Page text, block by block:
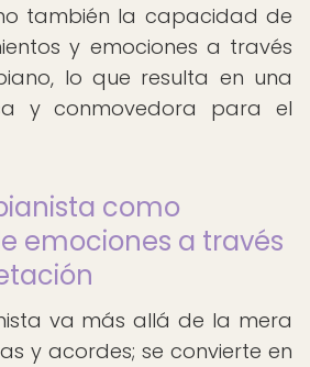
también la capacidad de
y emociones a través
lo que resulta en una
y conmovedora para el
como
emociones a través
va más allá de la mera
y acordes; se convierte en